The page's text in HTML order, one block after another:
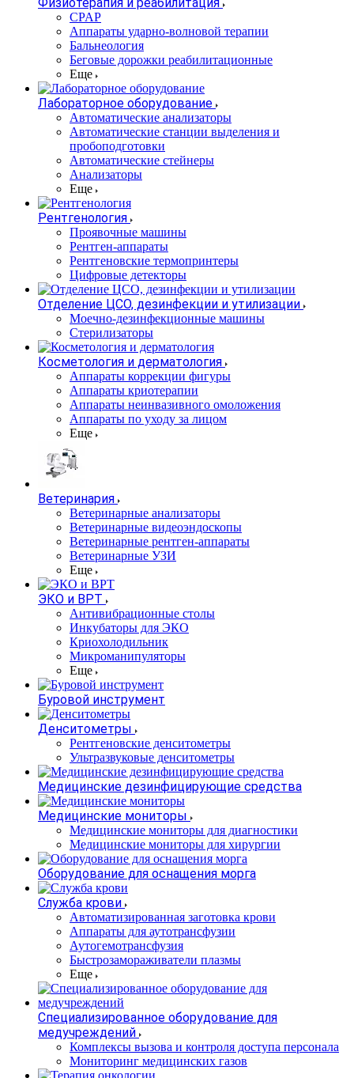
CPAP
Аппараты ударно-волновой терапии
Бальнеология
Беговые дорожки реабилитационные
Еще
Лабораторное оборудование
Автоматические анализаторы
Автоматические станции выделения и
пробоподготовки
Автоматические стейнеры
Анализаторы
Еще
Рентгенология
Проявочные машины
Рентген-аппараты
Рентгеновские термопринтеры
Цифровые детекторы
Отделение ЦСО, дезинфекции и утилизации
Моечно-дезинфекционные машины
Стерилизаторы
Косметология и дерматология
Аппараты коррекции фигуры
Аппараты криотерапии
Аппараты неинвазивного омоложения
Аппараты по уходу за лицом
Еще
Ветеринария
Ветеринарные анализаторы
Ветеринарные видеоэндоскопы
Ветеринарные рентген-аппараты
Ветеринарные УЗИ
Еще
ЭКО и ВРТ
Антивибрационные столы
Инкубаторы для ЭКО
Криохолодильник
Микроманипуляторы
Еще
Буровой инструмент
Денситометры
Рентгеновские денситометры
Ультразвуковые денситометры
Медицинские дезинфицирующие средства
Медицинские мониторы
Медицинские мониторы для диагностики
Медицинские мониторы для хирургии
Оборудование для оснащения морга
Служба крови
Автоматизированная заготовка крови
Аппараты для аутотрансфузии
Аутогемотрансфузия
Быстрозамораживатели плазмы
Еще
Специализированное оборудование для
медучреждений
Комплексы вызова и контроля доступа персонала
Мониторинг медицинских газов